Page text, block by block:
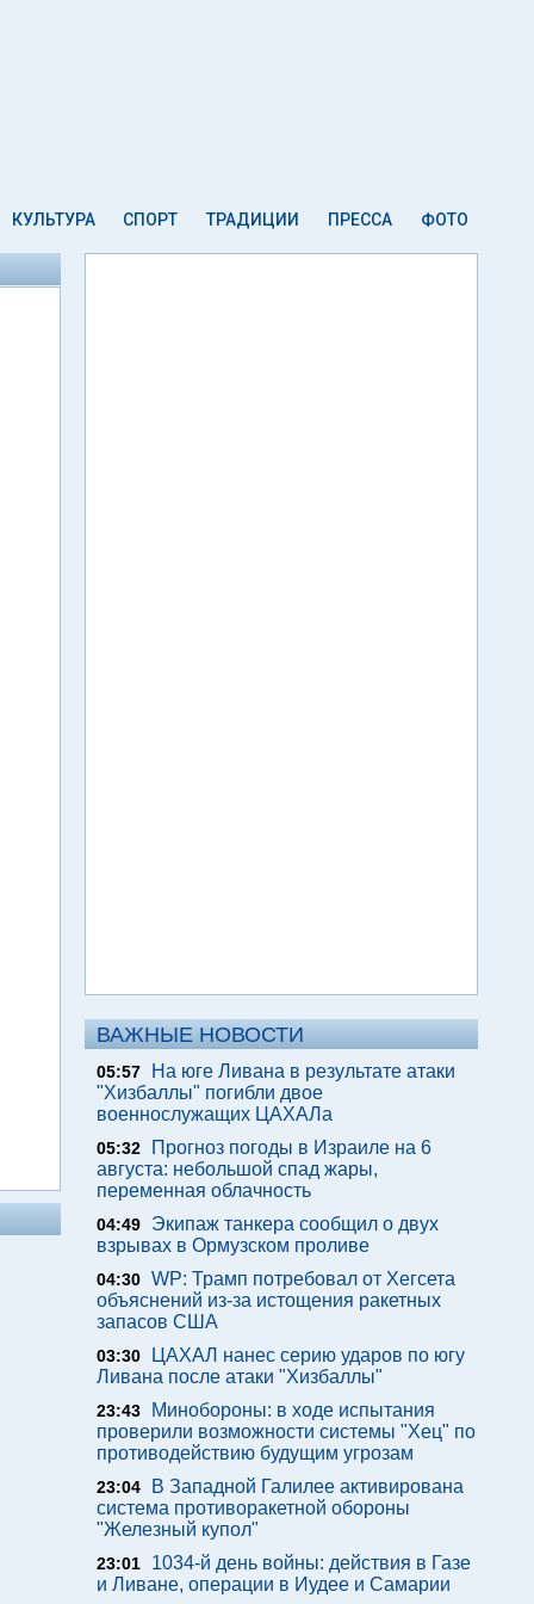
КУЛЬТУРА СПОРТ ТРАДИЦИИ ПРЕССА ФОТО
ВАЖНЫЕ НОВОСТИ
05:57
На юге Ливана в результате атаки
"Хизбаллы" погибли двое
военнослужащих ЦАХАЛа
05:32
Прогноз погоды в Израиле на 6
августа: небольшой спад жары,
переменная облачность
04:49
Экипаж танкера сообщил о двух
взрывах в Ормузском проливе
04:30 WP: Трамп потребовал от Хегсета
объяснений из-за истощения ракетных
запасов США
03:30
ЦАХАЛ нанес серию ударов по югу
Ливана после атаки "Хизбаллы"
23:43
Минобороны: в ходе испытания
проверили возможности системы "Хец" по
противодействию будущим угрозам
23:04
В Западной Галилее активирована
система противоракетной обороны
"Железный купол"
23:01
1034-й день войны: действия в Газе
и Ливане, операции в Иудее и Самарии